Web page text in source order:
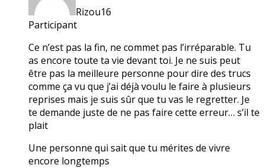
Rizou16
Participant
Ce n’est pas la fin, ne commet pas l’irréparable. Tu
as encore toute ta vie devant toi. Je ne suis peut
être pas la meilleure personne pour dire des trucs
comme ça vu que j’ai déjà voulu le faire à plusieurs
reprises mais je suis sûr que tu vas le regretter. Je
te demande juste de ne pas faire cette erreur… s’il te
plait
Une personne qui sait que tu mérites de vivre
encore longtemps